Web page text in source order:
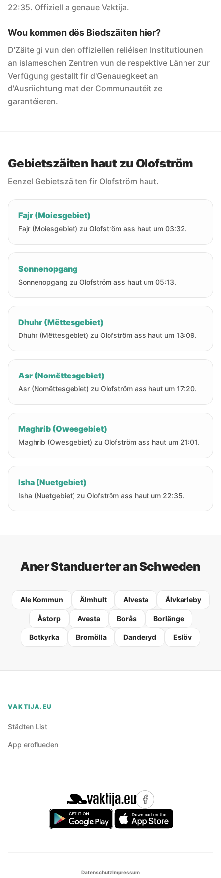
22:35. Offiziell a genaue Vaktija.
Wou kommen dës Biedszäiten hier?
D'Zäite gi vun den offiziellen reliéisen Institutiounen
an islameschen Zentren vun de respektive Länner zur
Verfügung gestallt fir d'Genauegkeet an
d'Ausriichtung mat der Communautéit ze
garantéieren.
Gebietszäiten haut zu Olofström
Eenzel Gebietszäiten fir Olofström haut.
Fajr (Moiesgebiet)
Fajr (Moiesgebiet) zu Olofström ass haut um 03:32.
Sonnenopgang
Sonnenopgang zu Olofström ass haut um 05:13.
Dhuhr (Mëttesgebiet)
Dhuhr (Mëttesgebiet) zu Olofström ass haut um 13:09.
Asr (Nomëttesgebiet)
Asr (Nomëttesgebiet) zu Olofström ass haut um 17:20.
Maghrib (Owesgebiet)
Maghrib (Owesgebiet) zu Olofström ass haut um 21:01.
Isha (Nuetgebiet)
Isha (Nuetgebiet) zu Olofström ass haut um 22:35.
Aner Standuerter an Schweden
Ale Kommun Älmhult Alvesta Älvkarleby
Åstorp Avesta Borås Borlänge
Botkyrka Bromölla Danderyd Eslöv
VAKTIJA.EU
Städten List
App eroflueden
DatenschutzImpressum